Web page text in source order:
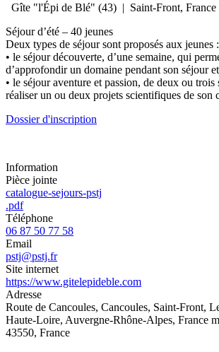
Gîte "l'Épi de Blé" (43) | Saint-Front, France
Séjour d’été – 40 jeunes
Deux types de séjour sont proposés aux jeunes :
• le séjour découverte, d’une semaine, qui
d’approfondir un domaine pendant son séjour
• le séjour aventure et passion, de deux ou trois
réaliser un ou deux projets scientifiques de son
Dossier d'inscription
Information
Pièce jointe
catalogue-sejours-pstj
.pdf
Téléphone
06 87 50 77 58
Email
pstj@pstj.fr
Site internet
https://www.gitelepideble.com
Adresse
Route de Cancoules, Cancoules, Saint-Front,
Haute-Loire, Auvergne-Rhône-Alpes, France
43550, France